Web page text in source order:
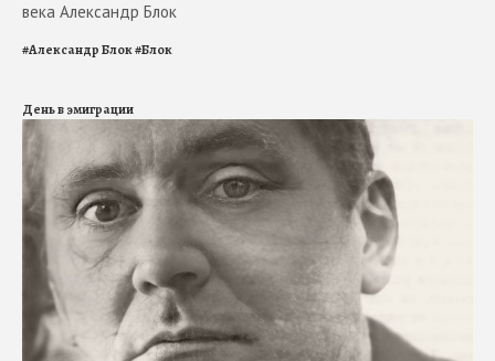
века Александр Блок
#Александр Блок#Блок
День в эмиграции